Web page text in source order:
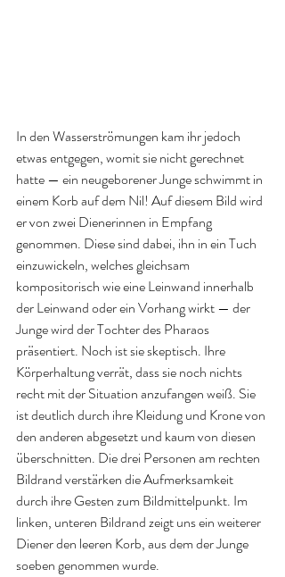
In den Wasserströmungen kam ihr jedoch
etwas entgegen, womit sie nicht gerechnet
hatte — ein neugeborener Junge schwimmt in
einem Korb auf dem Nil! Auf diesem Bild wird
er von zwei Dienerinnen in Empfang
genommen. Diese sind dabei, ihn in ein Tuch
einzuwickeln, welches gleichsam
kompositorisch wie eine Leinwand innerhalb
der Leinwand oder ein Vorhang wirkt — der
Junge wird der Tochter des Pharaos
präsentiert. Noch ist sie skeptisch. Ihre
Körperhaltung verrät, dass sie noch nichts
recht mit der Situation anzufangen weiß. Sie
ist deutlich durch ihre Kleidung und Krone von
den anderen abgesetzt und kaum von diesen
überschnitten. Die drei Personen am rechten
Bildrand verstärken die Aufmerksamkeit
durch ihre Gesten zum Bildmittelpunkt. Im
linken, unteren Bildrand zeigt uns ein weiterer
Diener den leeren Korb, aus dem der Junge
soeben genommen wurde.